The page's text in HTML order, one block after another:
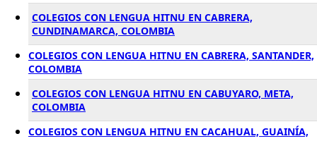
COLEGIOS CON LENGUA HITNU EN CABRERA,
CUNDINAMARCA, COLOMBIA
COLEGIOS CON LENGUA HITNU EN CABRERA, SANTANDER,
COLOMBIA
COLEGIOS CON LENGUA HITNU EN CABUYARO, META,
COLOMBIA
COLEGIOS CON LENGUA HITNU EN CACAHUAL, GUAINÍA,